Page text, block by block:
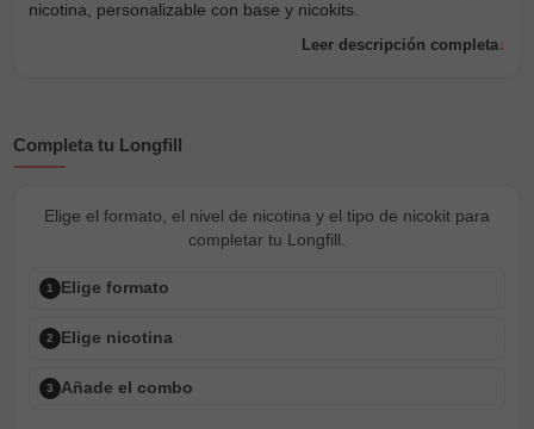
nicotina, personalizable con base y nicokits.
Leer descripción completa
Completa tu Longfill
Elige el formato, el nivel de nicotina y el tipo de nicokit para
completar tu Longfill.
1 Elige formato
2 Elige nicotina
3 Añade el combo